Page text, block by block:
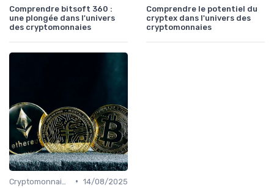
Comprendre bitsoft 360 :
une plongée dans l'univers
des cryptomonnaies
Comprendre le potentiel du
cryptex dans l'univers des
cryptomonnaies
• 14/08/2025